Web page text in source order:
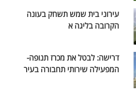
עירוני בית שמש תשחק בעונה
הקרובה בליגה א
דרישה: לבטל את מכרז תנופה-
המפעילה שירותי תחבורה בעיר